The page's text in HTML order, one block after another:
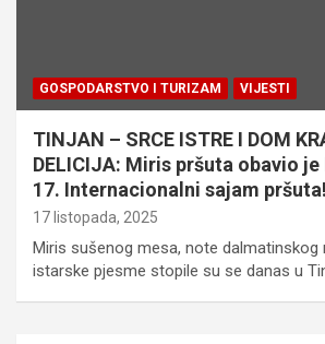
GOSPODARSTVO I TURIZAM VIJESTI
TINJAN – SRCE ISTRE I DOM
DELICIJA: Miris pršuta obavio
17. Internacionalni sajam pršuta!
17 listopada, 2025
Miris sušenog mesa, note dalmatinskog
istarske pjesme stopile su se danas u